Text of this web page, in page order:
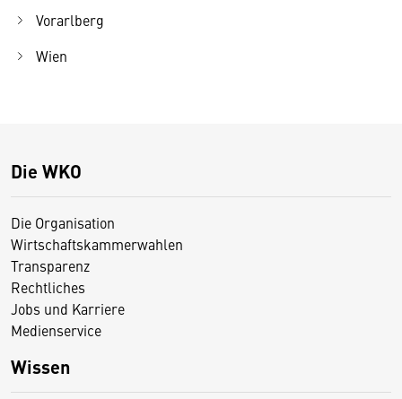
Vorarlberg
Wien
Die WKO
Die Organisation
Wirtschaftskammerwahlen
Transparenz
Rechtliches
Jobs und Karriere
Medienservice
Wissen